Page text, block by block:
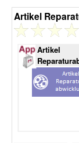
Artikel
Artikel